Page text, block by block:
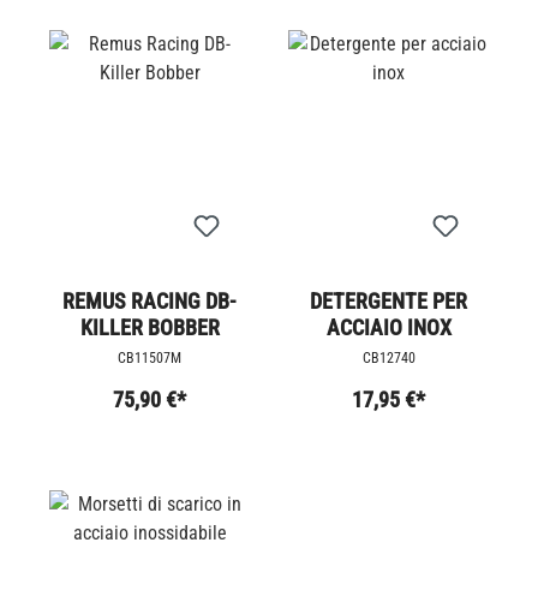
REMUS RACING DB-
KILLER BOBBER
CB11507M
75,90 €*
DETERGENTE PER
ACCIAIO INOX
CB12740
17,95 €*